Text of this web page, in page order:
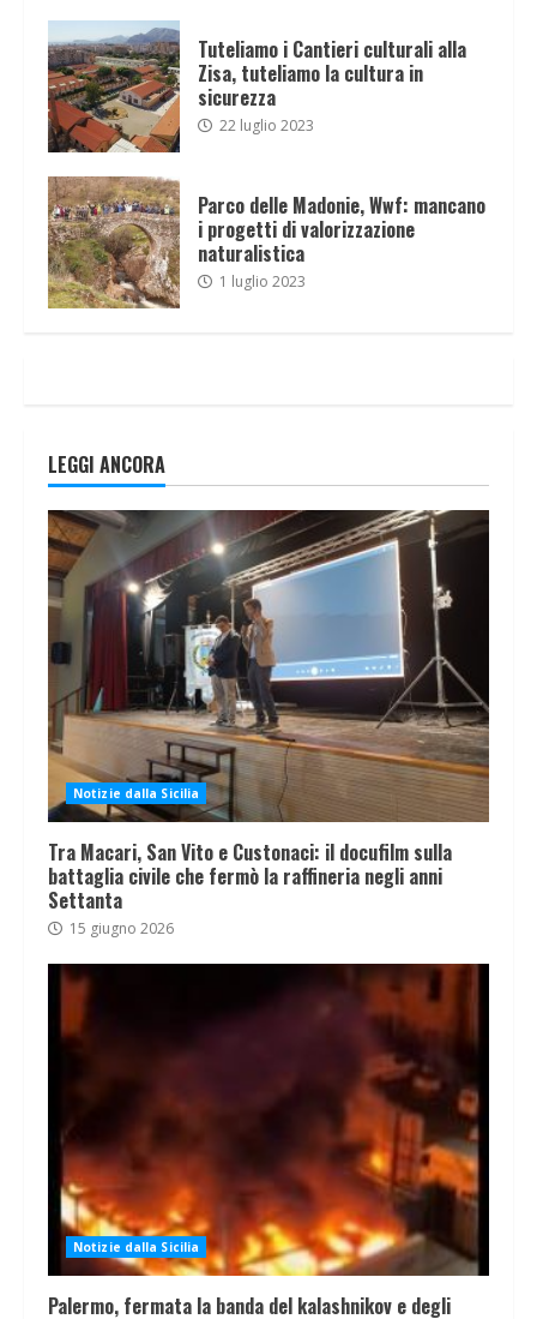
Tuteliamo i Cantieri culturali alla
Zisa, tuteliamo la cultura in
sicurezza
22 luglio 2023
Parco delle Madonie, Wwf: mancano
i progetti di valorizzazione
naturalistica
1 luglio 2023
LEGGI ANCORA
Notizie dalla Sicilia
Tra Macari, San Vito e Custonaci: il docufilm sulla
battaglia civile che fermò la raffineria negli anni
Settanta
15 giugno 2026
Notizie dalla Sicilia
Palermo, fermata la banda del kalashnikov e degli